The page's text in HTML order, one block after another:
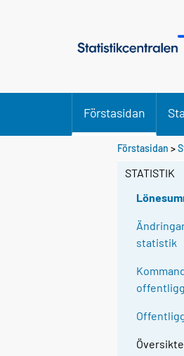
Förstasidan
Förstasidan >
STATISTIK
statistik